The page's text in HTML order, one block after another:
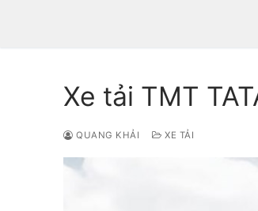
Xe tải TMT
QUANG KHẢI XE TẢI